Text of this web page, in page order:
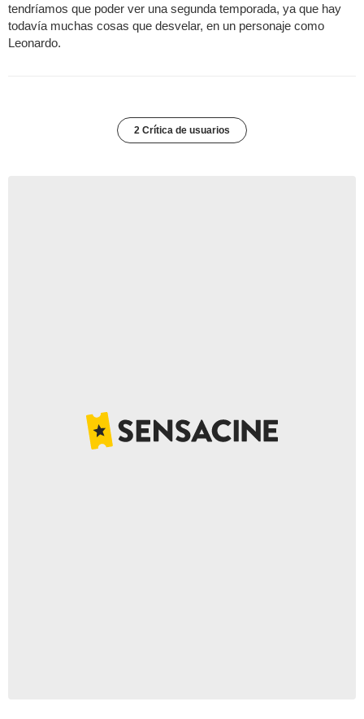
tendríamos que poder ver una segunda temporada, ya que hay
todavía muchas cosas que desvelar, en un personaje como
Leonardo.
2 Crítica de usuarios